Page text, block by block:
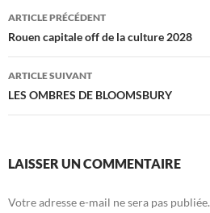
Navigation
des
articles
ARTICLE PRÉCÉDENT
Rouen capitale off de la culture 2028
ARTICLE SUIVANT
LES OMBRES DE BLOOMSBURY
LAISSER UN COMMENTAIRE
Votre adresse e-mail ne sera pas publiée.